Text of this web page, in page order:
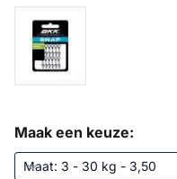
Maak een keuze: